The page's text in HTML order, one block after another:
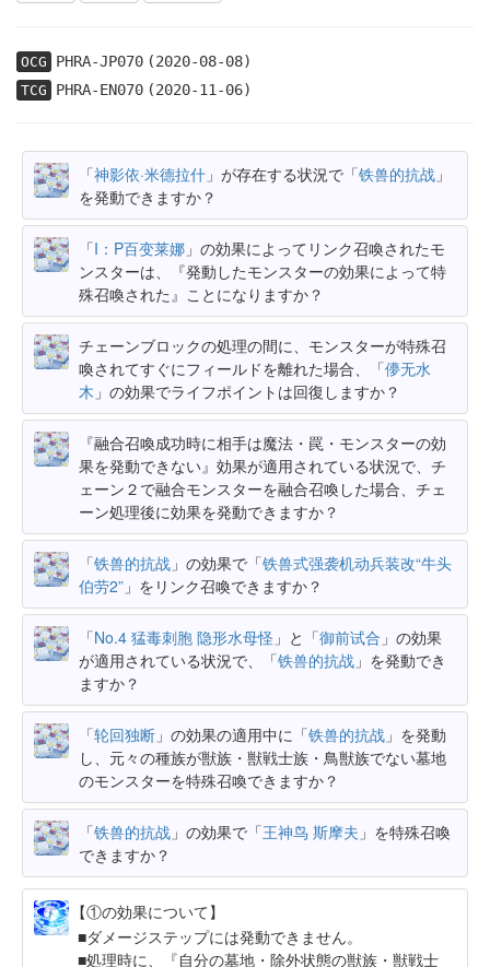
OCG PHRA-JP070(2020-08-08)
TCG PHRA-EN070(2020-11-06)
「神影依·米德拉什 」が存在する状況で「铁兽的抗战 」
を発動できますか？
「I：P百变莱娜 」の効果によってリンク召喚されたモ
ンスターは、『発動したモンスターの効果によって特
殊召喚された』ことになりますか？
チェーンブロックの処理の間に、モンスターが特殊召
喚されてすぐにフィールドを離れた場合、「儚无水
木 」の効果でライフポイントは回復しますか？
『融合召喚成功時に相手は魔法・罠・モンスターの効
果を発動できない』効果が適用されている状況で、チ
ェーン２で融合モンスターを融合召喚した場合、チェ
ーン処理後に効果を発動できますか？
「铁兽的抗战 」の効果で「铁兽式强袭机动兵装改“牛头
伯劳2” 」をリンク召喚できますか？
「No.4 猛毒刺胞 隐形水母怪 」と「御前试合 」の効果
が適用されている状況で、「铁兽的抗战 」を発動でき
ますか？
「轮回独断 」の効果の適用中に「铁兽的抗战 」を発動
し、元々の種族が獣族・獣戦士族・鳥獣族でない墓地
のモンスターを特殊召喚できますか？
「铁兽的抗战 」の効果で「王神鸟 斯摩夫 」を特殊召喚
できますか？
【①の効果について】
ダメージステップには発動できません。
処理時に、『自分の墓地・除外状態の獣族・獣戦士